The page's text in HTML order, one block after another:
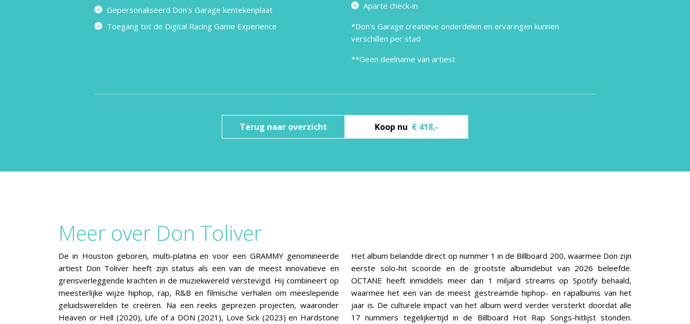
Gepersonaliseerd Don's Garage kentekenplaat
Toegang tot de Digital Racing Game Experience
Aparte check-in
*Don's Garage creatieve onderdelen en ervaringen kunnen
verschillen per stad
**Geen deelname van artiest
Terug naar overzicht Koop nu € 418,-
Meer over Don Toliver
De in Houston geboren, multi-platina en voor een GRAMMY genomineerde
artiest Don Toliver heeft zijn status als een van de meest innovatieve en
grensverleggende krachten in de muziekwereld verstevigd. Hij combineert op
meesterlijke wijze hiphop, rap, R&B en filmische verhalen om meeslepende
geluidswerelden te creëren. Na een reeks geprezen projecten, waaronder
Heaven or Hell (2020), Life of a DON (2021), Love Sick (2023) en Hardstone
Het album belandde direct op nummer 1 in de Billboard 200, waarmee Don zijn
eerste solo-hit scoorde en de grootste albumdebut van 2026 beleefde.
OCTANE heeft inmiddels meer dan 1 miljard streams op Spotify behaald,
waarmee het een van de meest gestreamde hiphop- en rapalbums van het
jaar is. De culturele impact van het album werd verder versterkt doordat alle
17 nummers tegelijkertijd in de Billboard Hot Rap Songs-hitlijst stonden.